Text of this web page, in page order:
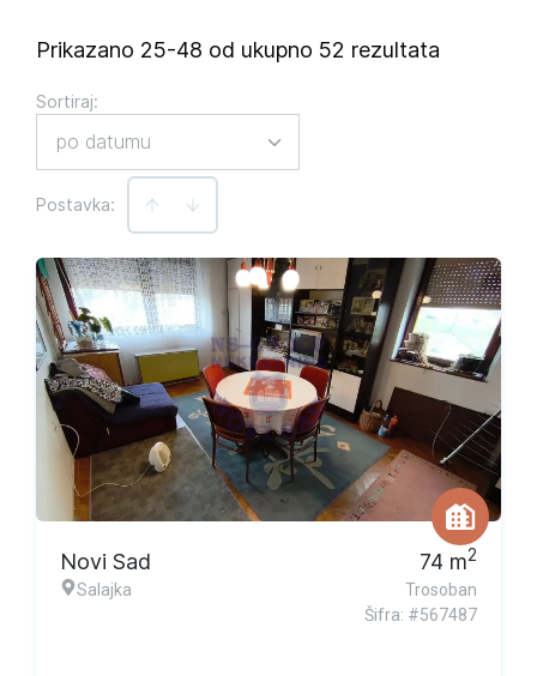
Prikazano 25-48 od ukupno 52 rezultata
Postavka:
Sortiraj:
po datumu
Novi Sad
Salajka
74 m2
Trosoban
Šifra: #567487